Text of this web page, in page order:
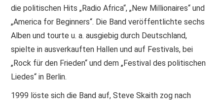
IMPRESSUM
die politischen Hits „Radio Africa“, „New Millionaires“ und
„America for Beginners“. Die Band veröffentlichte sechs
Alben und tourte u. a. ausgiebig durch Deutschland,
spielte in ausverkauften Hallen und auf Festivals, bei
„Rock für den Frieden“ und dem „Festival des politischen
Liedes“ in Berlin.
1999 löste sich die Band auf, Steve Skaith zog nach